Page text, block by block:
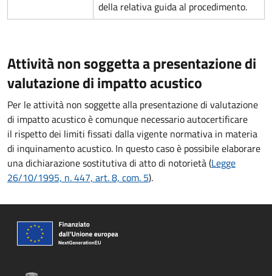
della relativa guida al procedimento.
Attività non soggetta a presentazione di
valutazione di impatto acustico
Per le attività non soggette alla presentazione di valutazione
di impatto acustico è comunque necessario autocertificare
il rispetto dei limiti fissati dalla vigente normativa in materia
di inquinamento acustico. In questo caso è possibile elaborare
una dichiarazione sostitutiva di atto di notorietà (Legge
26/10/1995, n. 447, art. 8, com. 5).